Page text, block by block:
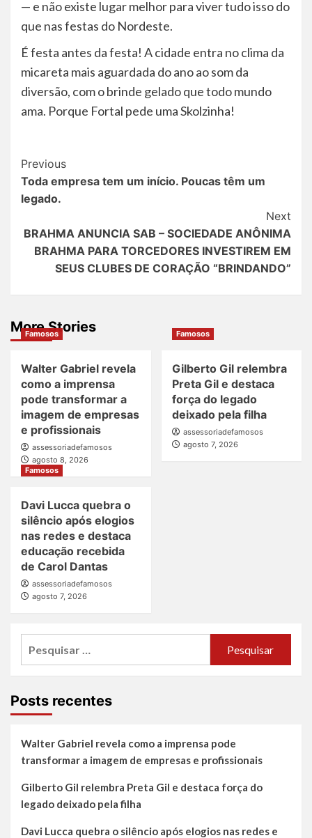
— e não existe lugar melhor para viver tudo isso do
que nas festas do Nordeste.
É festa antes da festa! A cidade entra no clima da
micareta mais aguardada do ano ao som da
diversão, com o brinde gelado que todo mundo
ama. Porque Fortal pede uma Skolzinha!
Post
Navigation
Previous
Toda empresa tem um início. Poucas têm um
legado.
Next
BRAHMA ANUNCIA SAB – SOCIEDADE ANÔNIMA
BRAHMA PARA TORCEDORES INVESTIREM EM
SEUS CLUBES DE CORAÇÃO “BRINDANDO”
More Stories
Famosos
Walter Gabriel revela
como a imprensa
pode transformar a
imagem de empresas
e profissionais
assessoriadefamosos
agosto 8, 2026
Famosos
Gilberto Gil relembra
Preta Gil e destaca
força do legado
deixado pela filha
assessoriadefamosos
agosto 7, 2026
Famosos
Davi Lucca quebra o
silêncio após elogios
nas redes e destaca
educação recebida
de Carol Dantas
assessoriadefamosos
agosto 7, 2026
Posts recentes
Walter Gabriel revela como a imprensa pode
transformar a imagem de empresas e profissionais
Gilberto Gil relembra Preta Gil e destaca força do
legado deixado pela filha
Davi Lucca quebra o silêncio após elogios nas redes e